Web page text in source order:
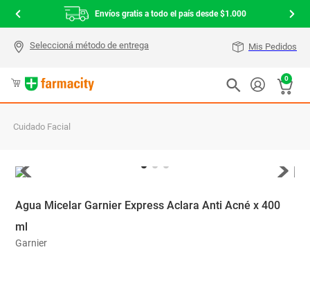
Envíos gratis a todo el país desde $1.000
Mis Pedidos
0
Cuidado Facial
Agua Micelar Garnier Express Aclara Anti Acné x 400
ml
Garnier